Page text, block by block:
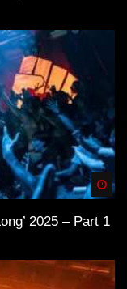
2025 – Part 1